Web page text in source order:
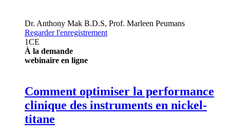
Dr. Anthony Mak B.D.S, Prof. Marleen Peumans
Regarder l'enregistrement
1CE
À la demande
webinaire en ligne
Comment optimiser la performance
clinique des instruments en nickel-
titane